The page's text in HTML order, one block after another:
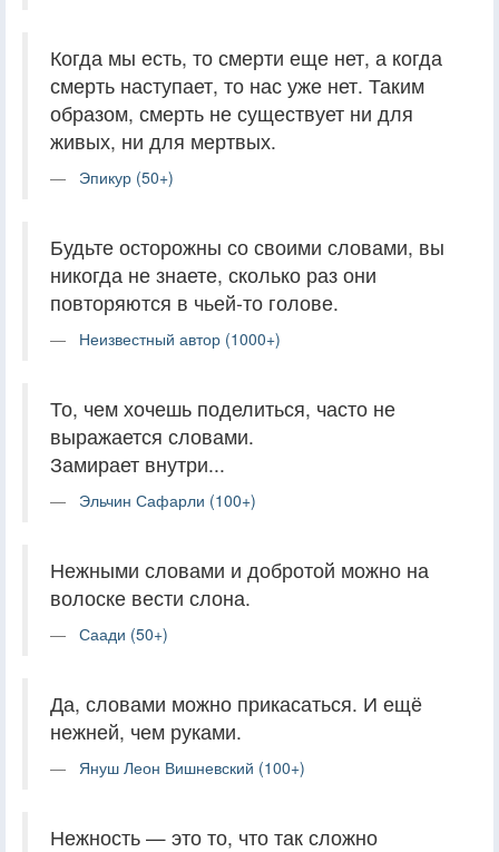
Когда мы есть, то смерти еще нет, а когда
смерть наступает, то нас уже нет. Таким
образом, смерть не существует ни для
живых, ни для мертвых.
Эпикур (50+)
Будьте осторожны со своими словами, вы
никогда не знаете, сколько раз они
повторяются в чьей-то голове.
Неизвестный автор (1000+)
То, чем хочешь поделиться, часто не
выражается словами.
Замирает внутри...
Эльчин Сафарли (100+)
Нежными словами и добротой можно на
волоске вести слона.
Саади (50+)
Да, словами можно прикасаться. И ещё
нежней, чем руками.
Януш Леон Вишневский (100+)
Нежность — это то, что так сложно